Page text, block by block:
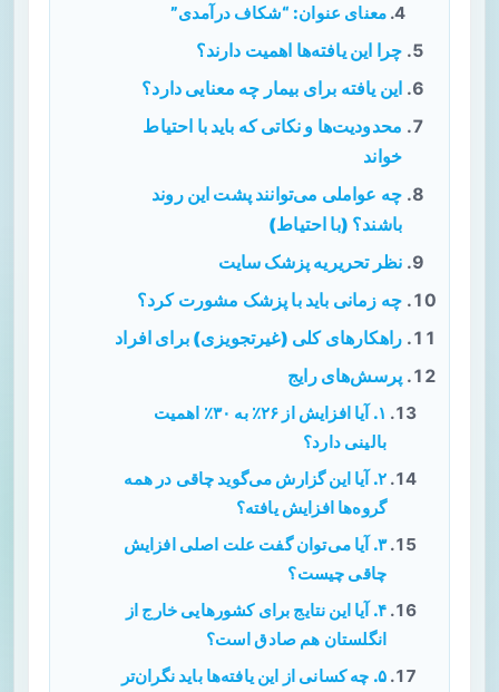
معنای عنوان: “شکاف درآمدی”
چرا این یافته‌ها اهمیت دارند؟
این یافته برای بیمار چه معنایی دارد؟
محدودیت‌ها و نکاتی که باید با احتیاط
خواند
چه عواملی می‌توانند پشت این روند
باشند؟ (با احتیاط)
نظر تحریریه پزشک سایت
چه زمانی باید با پزشک مشورت کرد؟
راهکارهای کلی (غیرتجویزی) برای افراد
پرسش‌های رایج
۱. آیا افزایش از ۲۶٪ به ۳۰٪ اهمیت
بالینی دارد؟
۲. آیا این گزارش می‌گوید چاقی در همه
گروه‌ها افزایش یافته؟
۳. آیا می‌توان گفت علت اصلی افزایش
چاقی چیست؟
۴. آیا این نتایج برای کشورهایی خارج از
انگلستان هم صادق است؟
۵. چه کسانی از این یافته‌ها باید نگران‌تر